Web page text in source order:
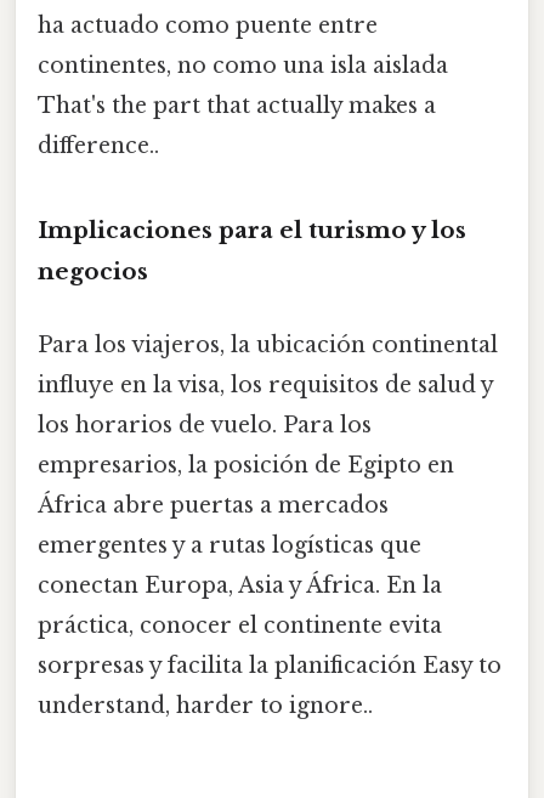
ha actuado como puente entre
continentes, no como una isla aislada
That's the part that actually makes a
difference..
Implicaciones para el turismo y los
negocios
Para los viajeros, la ubicación continental
influye en la visa, los requisitos de salud y
los horarios de vuelo. Para los
empresarios, la posición de Egipto en
África abre puertas a mercados
emergentes y a rutas logísticas que
conectan Europa, Asia y África. En la
práctica, conocer el continente evita
sorpresas y facilita la planificación Easy to
understand, harder to ignore..